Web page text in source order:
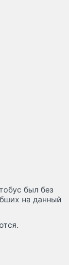
был без
на данный